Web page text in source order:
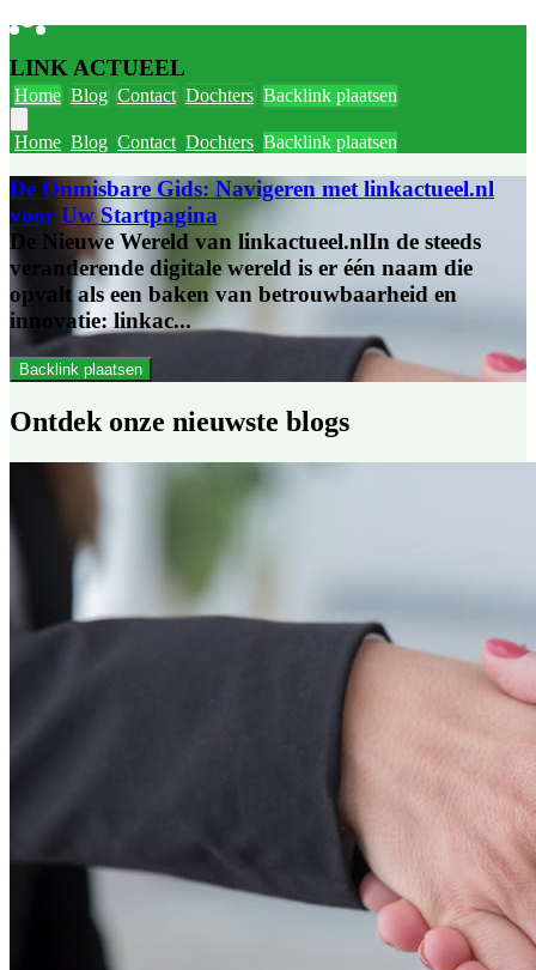
LINK ACTUEEL
Home Blog Contact Dochters Backlink plaatsen
Home Blog Contact Dochters Backlink plaatsen
De Onmisbare Gids: Navigeren met linkactueel.nl
voor Uw Startpagina
De Nieuwe Wereld van linkactueel.nlIn de steeds
veranderende digitale wereld is er één naam die
opvalt als een baken van betrouwbaarheid en
innovatie: linkac...
Backlink plaatsen
Ontdek onze nieuwste blogs